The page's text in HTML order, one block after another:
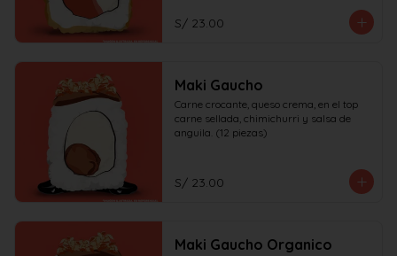
S/ 23.00
Maki Gaucho
Carne crocante, queso crema, en el top
carne sellada, chimichurri y salsa de
anguila. (12 piezas)
S/ 23.00
Maki Gaucho Organico